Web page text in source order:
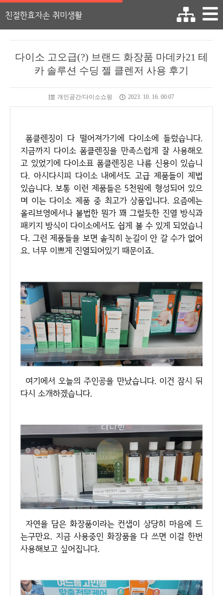
친절한효자손 취미생활
다이소 고오급(?) 브랜드 화장품 마데카21 테
카 솔루션 수딩 젤 클렌저 사용 후기
개인공간/다이소쇼핑 2023. 10. 16. 00:07
폼클렌징이 다 떨어져가기에 다이소에 들렀습니다.
지금까지 다이소 폼클렌징을 만족스럽게 잘 사용해오
고 있었기에 다이소표 폼클렌징은 나름 신용이 있습니
다. 아시다시피 다이소 내에서도 고급 제품들이 제법
있습니다. 보통 이런 제품들은 5천원에 형성되어 있으
며 이는 다이소 제품 중 최고가 상품입니다. 요즘에는
올리브영에서나 볼법한 뭔가 꽤 그럴듯한 진열 방식과
패키지 방식이 다이소에서도 쉽게 볼 수 있게 되었습니
다. 그런 제품들을 보면 솔직히 눈길이 안 갈 수가 없어
요. 너무 이쁘게 진열되어있기 때문이죠.
여기에서 오늘의 주인공을 만났습니다. 이건 잠시 뒤
다시 소개하겠습니다.
자연을 담은 화장품이라는 컨샙이 상당히 마음에 드
는구만요. 지금 사용중인 화장품을 다 쓰면 이걸 한번
사용해보고 싶어집니다.